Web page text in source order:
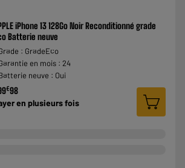
iPhone 13 128Go Noir Reconditionné grade
Batterie neuve
: GradeEco
en mois : 24
neuve : Oui
€98
en plusieurs fois